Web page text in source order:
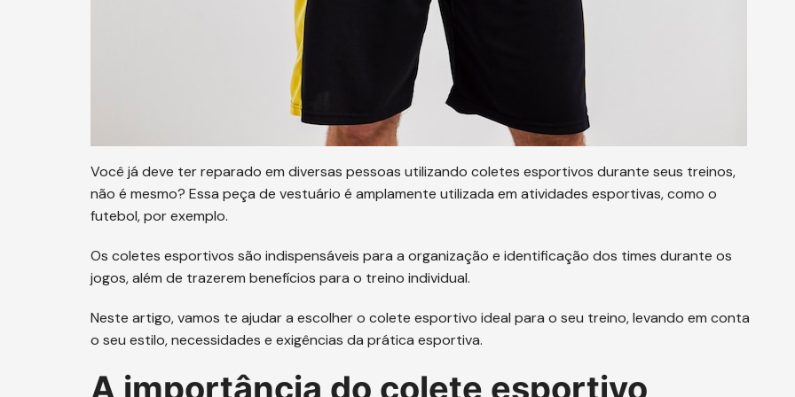
Você já deve ter reparado em diversas pessoas utilizando coletes esportivos durante seus treinos,
não é mesmo? Essa peça de vestuário é amplamente utilizada em atividades esportivas, como o
futebol, por exemplo.
Os coletes esportivos são indispensáveis para a organização e identificação dos times durante os
jogos, além de trazerem benefícios para o treino individual.
Neste artigo, vamos te ajudar a escolher o colete esportivo ideal para o seu treino, levando em conta
o seu estilo, necessidades e exigências da prática esportiva.
A importância do colete esportivo